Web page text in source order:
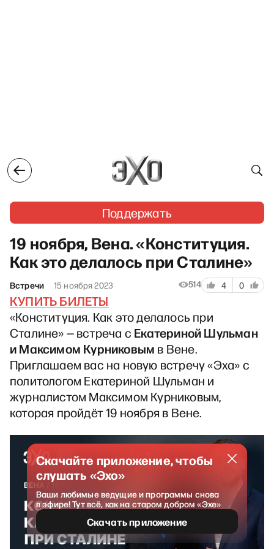
Поддержать
19 ноября, Вена. «Конституция.
Как это делалось при Сталине»
Встречи 15 ноября 2023 514 4 0
КУПИТЬ БИЛЕТЫ
«Конституция. Как это делалось при
Сталине» — встреча с Екатериной Шульман
и Максимом Курниковым в Вене.
Приглашаем вас на новую встречу «Эха» с
политологом Екатериной Шульман и
журналистом Максимом Курниковым,
которая пройдёт 19 ноября в Вене.
Скачайте приложение, чтобы
слушать «Эхо»
Ваши любимые ведущие и программы снова
в эфире! Тут всё, как на старом добром «Эхе»
Скачать приложение